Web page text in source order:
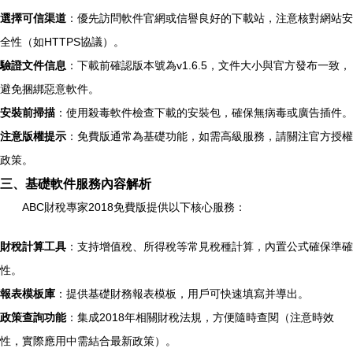
選擇可信渠道 ：優先訪問軟件官網或信譽良好的下載站，注意核對網站安
全性（如HTTPS協議）。
驗證文件信息 ：下載前確認版本號為v1.6.5，文件大小與官方發布一致，
避免捆綁惡意軟件。
安裝前掃描 ：使用殺毒軟件檢查下載的安裝包，確保無病毒或廣告插件。
注意版權提示 ：免費版通常為基礎功能，如需高級服務，請關注官方授權
政策。
三、基礎軟件服務內容解析
ABC財稅專家2018免費版提供以下核心服務：
財稅計算工具 ：支持增值稅、所得稅等常見稅種計算，內置公式確保準確
性。
報表模板庫 ：提供基礎財務報表模板，用戶可快速填寫并導出。
政策查詢功能：集成2018年相關財稅法規，方便隨時查閱（注意時效
性，實際應用中需結合最新政策）。